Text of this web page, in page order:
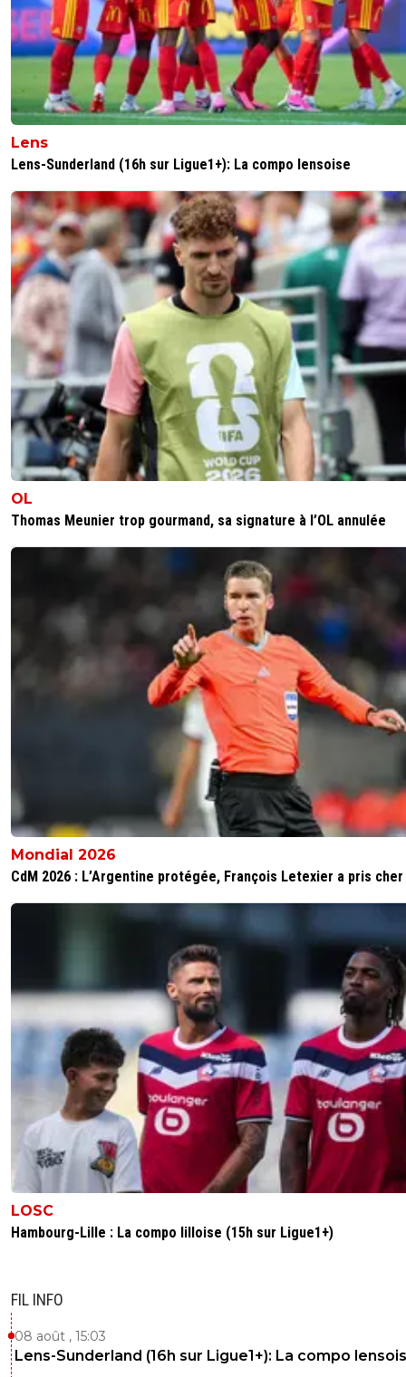
Lens
Lens-Sunderland (16h sur Ligue1+): La compo lensoise
OL
Thomas Meunier trop gourmand, sa signature à l’OL annulée
Mondial 2026
CdM 2026 : L’Argentine protégée, François Letexier a pris cher
LOSC
Hambourg-Lille : La compo lilloise (15h sur Ligue1+)
FIL INFO
08 août , 15:03
Lens-Sunderland (16h sur Ligue1+): La compo